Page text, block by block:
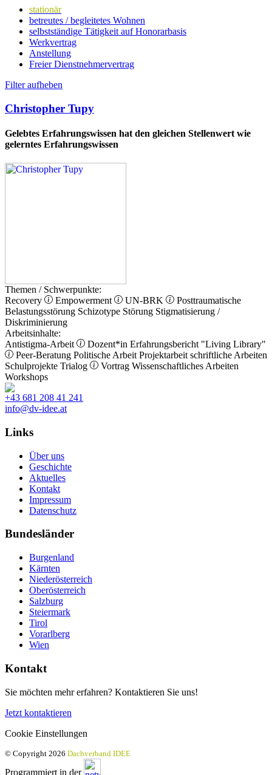
stationär
betreutes / begleitetes Wohnen
selbstständige Tätigkeit auf Honorarbasis
Werkvertrag
Anstellung
Freier Dienstnehmervertrag
Filter aufheben
Christopher Tupy
Gelebtes Erfahrungswissen hat den gleichen Stellenwert wie
gelerntes Erfahrungswissen
Themen / Schwerpunkte:
Recovery
Empowerment UN-BRK
Posttraumatische
Belastungsstörung Schizotype Störung Stigmatisierung /
Diskriminierung
Arbeitsinhalte:
Antistigma-Arbeit
Dozent*in Erfahrungsbericht "Living Library"
Peer-Beratung Politische Arbeit Projektarbeit schriftliche Arbeiten
Schulprojekte Trialog Vortrag Wissenschaftliches Arbeiten
Workshops
+43 681 208 41 241
info@dv-idee.at
Links
Über uns
Geschichte
Aktuelles
Kontakt
Impressum
Datenschutz
Bundesländer
Burgenland
Kärnten
Niederösterreich
Oberösterreich
Salzburg
Steiermark
Tirol
Vorarlberg
Wien
Kontakt
Sie möchten mehr erfahren? Kontaktieren Sie uns!
Jetzt kontaktieren
Cookie Einstellungen
© Copyright 2026 Dachverband IDEE
Programmiert in der